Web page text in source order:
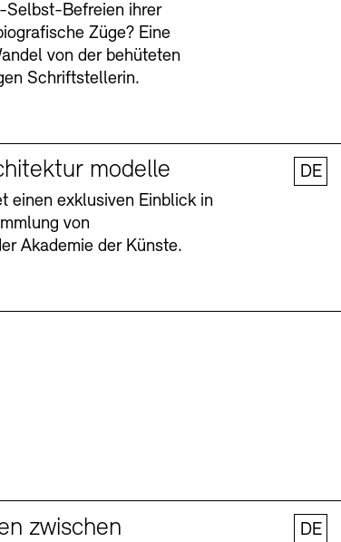
Selbst-Befreien ihrer
Züge? Eine
von der behüteten
Schriftstellerin.
modelle
einen exklusiven Einblick in
von
Akademie der Künste.
DE
zwischen
DE